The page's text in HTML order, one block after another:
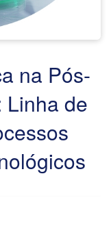
na Pós-
Linha de